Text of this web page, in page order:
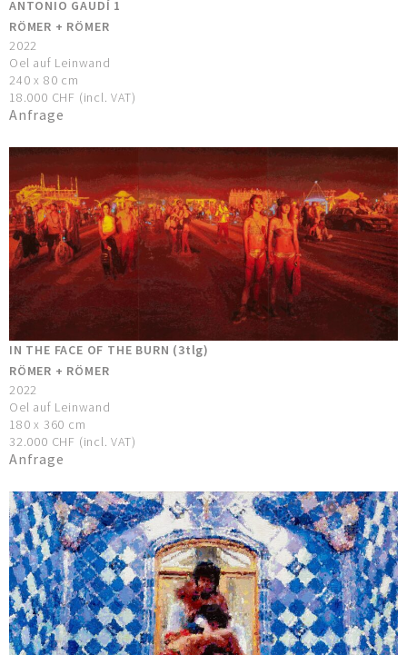
ANTONIO GAUDÍ 1
RÖMER + RÖMER
2022
Oel auf Leinwand
240 x 80 cm
18.000 CHF (incl. VAT)
Anfrage
IN THE FACE OF THE BURN (3tlg)
RÖMER + RÖMER
2022
Oel auf Leinwand
180 x 360 cm
32.000 CHF (incl. VAT)
Anfrage